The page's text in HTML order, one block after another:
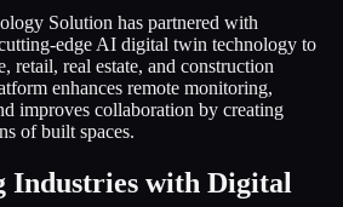
Solution has partnered with
edge AI digital twin technology to
retail, real estate, and construction
enhances remote monitoring,
improves collaboration by creating
of built spaces.
Industries with Digital